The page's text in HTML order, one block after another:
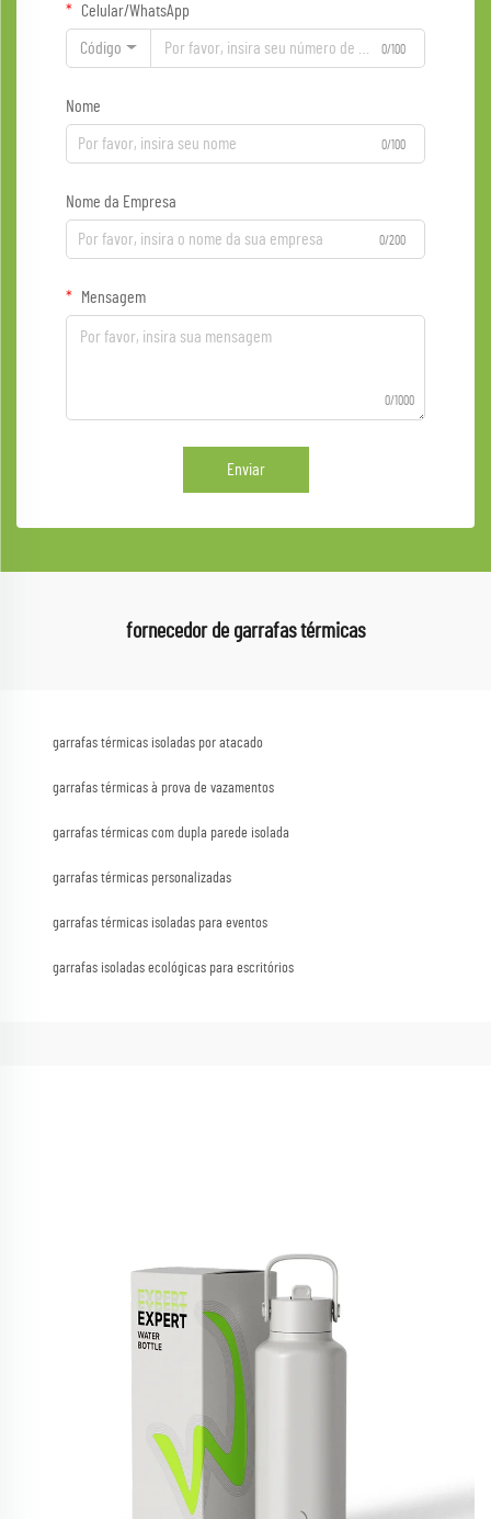
Celular/WhatsApp
Código 0/100
Nome
0/100
Nome da Empresa
0/200
Mensagem
0/1000
Enviar
fornecedor de garrafas térmicas
garrafas térmicas isoladas por atacado
garrafas térmicas à prova de vazamentos
garrafas térmicas com dupla parede isolada
garrafas térmicas personalizadas
garrafas térmicas isoladas para eventos
garrafas isoladas ecológicas para escritórios